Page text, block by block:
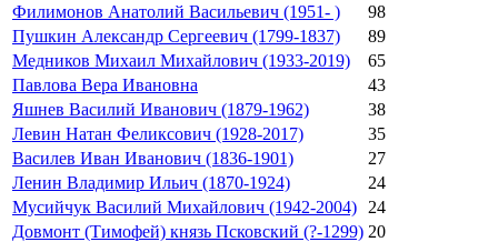
Филимонов Анатолий Васильевич (1951- )
98
Пушкин Александр Сергеевич (1799-1837)
89
Медников Михаил Михайлович (1933-2019)
65
Павлова Вера Ивановна
43
Яшнев Василий Иванович (1879-1962)
38
Левин Натан Феликсович (1928-2017)
35
Василев Иван Иванович (1836-1901)
27
Ленин Владимир Ильич (1870-1924)
24
Мусийчук Василий Михайлович (1942-2004)
24
Довмонт (Тимофей) князь Псковский (?-1299) 20